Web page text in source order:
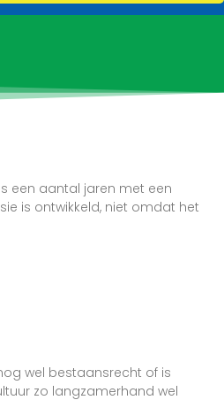
een aantal jaren met een
is ontwikkeld, niet omdat het
wel bestaansrecht of is
zo langzamerhand wel